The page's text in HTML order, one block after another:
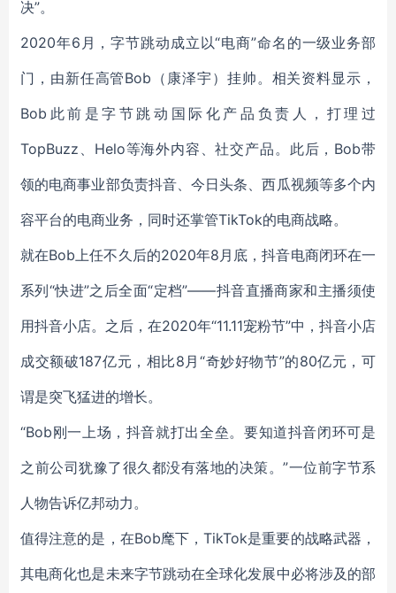
决”。
2020年6月，字节跳动成立以“电商”命名的一级业务部
门，由新任高管Bob（康泽宇）挂帅。相关资料显示，
Bob此前是字节跳动国际化产品负责人，打理过
TopBuzz、Helo等海外内容、社交产品。此后，Bob带
领的电商事业部负责抖音、今日头条、西瓜视频等多个内
容平台的电商业务，同时还掌管TikTok的电商战略。
就在Bob上任不久后的2020年8月底，抖音电商闭环在一
系列“快进”之后全面“定档”——抖音直播商家和主播须使
用抖音小店。之后，在2020年“11.11宠粉节”中，抖音小店
成交额破187亿元，相比8月“奇妙好物节”的80亿元，可
谓是突飞猛进的增长。
“Bob刚一上场，抖音就打出全垒。要知道抖音闭环可是
之前公司犹豫了很久都没有落地的决策。”一位前字节系
人物告诉亿邦动力。
值得注意的是，在Bob麾下，TikTok是重要的战略武器，
其电商化也是未来字节跳动在全球化发展中必将涉及的部